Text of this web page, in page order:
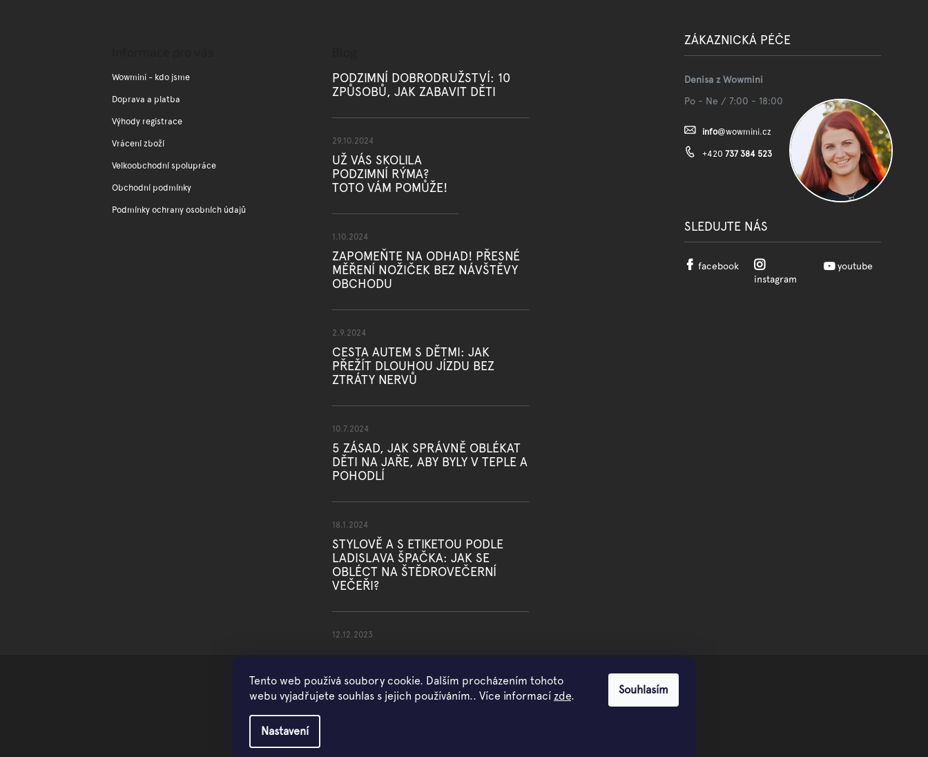
Tento web používá soubory cookie. Dalším procházením tohoto
webu vyjadřujete souhlas s jejich používáním.. Více informací zde.
Nastavení
Souhlasím
Wowmini - kdo jsme
Doprava a platba
Výhody registrace
Vrácení zboží
Velkoobchodní spolupráce
Obchodní podmínky
Podmínky ochrany osobních údajů
PODZIMNÍ DOBRODRUŽSTVÍ: 10
ZPŮSOBŮ, JAK ZABAVIT DĚTI
29.10.2024
UŽ VÁS SKOLILA
PODZIMNÍ RÝMA?
TOTO VÁM POMŮŽE!
1.10.2024
ZAPOMEŇTE NA ODHAD! PŘESNÉ
MĚŘENÍ NOŽIČEK BEZ NÁVŠTĚVY
OBCHODU
2.9.2024
CESTA AUTEM S DĚTMI: JAK
PŘEŽÍT DLOUHOU JÍZDU BEZ
ZTRÁTY NERVŮ
10.7.2024
5 ZÁSAD, JAK SPRÁVNĚ OBLÉKAT
DĚTI NA JAŘE, ABY BYLY V TEPLE A
POHODLÍ
18.1.2024
STYLOVĚ A S ETIKETOU PODLE
LADISLAVA ŠPAČKA: JAK SE
OBLÉCT NA ŠTĚDROVEČERNÍ
VEČEŘI?
12.12.2023
ZÁKAZNICKÁ PÉČE
Denisa z Wowmini
Po - Ne / 7:00 - 18:00
info@wowmini.cz
+420 737 384 523
SLEDUJTE NÁS
facebook
instagram
youtube
Copyright 2026WOWMINI. Všechna práva vyhrazena.